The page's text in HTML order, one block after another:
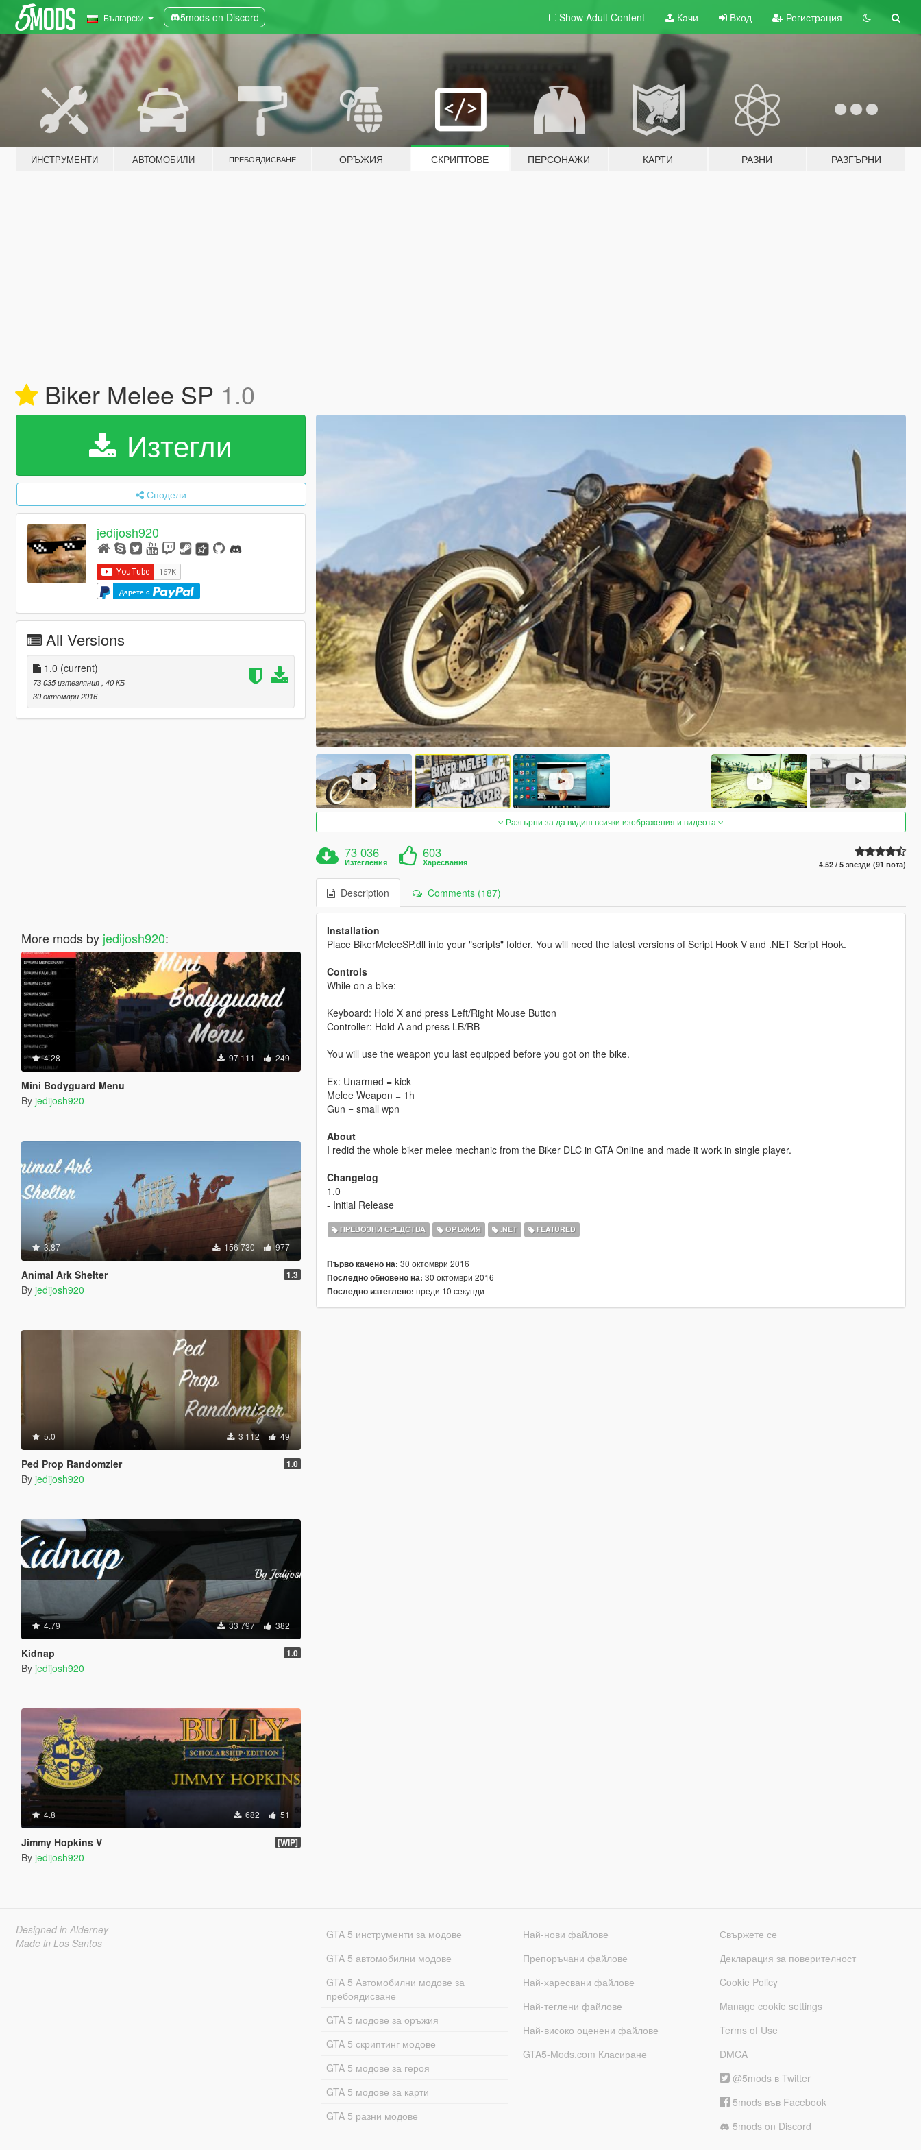
Български 5mods on Discord Show Adult Content Качи Вход Регистрация
ИНСТРУМЕНТИ АВТОМОБИЛИ ПРЕБОЯДИСВАНЕ ОРЪЖИЯ СКРИПТОВЕ ПЕРСОНАЖИ КАРТИ РАЗНИ РАЗГЪРНИ
Biker Melee SP 1.0
Изтегли
Сподели
jedijosh920
Дарете с
All Versions
1.0 (current)
73 035 изтегляния , 40 КБ
30 октомври 2016
More mods by jedijosh920:
4.28 97 111 249
Mini Bodyguard Menu
By jedijosh920
3.87 156 730 977
Animal Ark Shelter 1.3
By jedijosh920
5.0 3 112 49
Ped Prop Randomzier 1.0
By jedijosh920
4.79 33 797 382
Kidnap 1.0
By jedijosh920
4.8 682 51
Jimmy Hopkins V [WIP]
By jedijosh920
Разгърни за да видиш всички изображения и видеота
73 036
Изтегления
603
Харесвания 4.52 / 5 звезди (91 вота)
Description Comments (187)
Installation
Place BikerMeleeSP.dll into your "scripts" folder. You will need the latest versions of Script Hook V and .NET Script Hook.
Controls
While on a bike:
Keyboard: Hold X and press Left/Right Mouse Button
Controller: Hold A and press LB/RB
You will use the weapon you last equipped before you got on the bike.
Ex: Unarmed = kick
Melee Weapon = 1h
Gun = small wpn
About
I redid the whole biker melee mechanic from the Biker DLC in GTA Online and made it work in single player.
Changelog
1.0
- Initial Release
ПРЕВОЗНИ СРЕДСТВА ОРЪЖИЯ .NET FEATURED
Първо качено на: 30 октомври 2016
Последно обновено на: 30 октомври 2016
Последно изтеглено: преди 10 секунди
Designed in Alderney
Made in Los Santos
GTA 5 инструменти за модове
GTA 5 автомобилни модове
GTA 5 Автомобилни модове за
пребоядисване
GTA 5 модове за оръжия
GTA 5 скриптинг модове
GTA 5 модове за героя
GTA 5 модове за карти
GTA 5 разни модове
Най-нови файлове
Препоръчани файлове
Най-харесвани файлове
Най-теглени файлове
Най-високо оценени файлове
GTA5-Mods.com Класиране
Свържете се
Декларация за поверителност
Cookie Policy
Manage cookie settings
Terms of Use
DMCA
@5mods в Twitter
5mods във Facebook
5mods on Discord